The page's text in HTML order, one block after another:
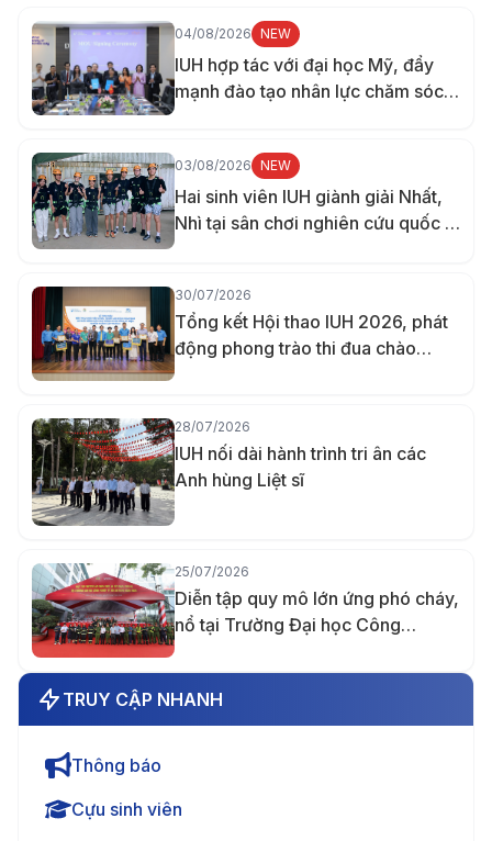
04/08/2026 NEW
IUH hợp tác với đại học Mỹ, đẩy
mạnh đào tạo nhân lực chăm sóc
sức khỏe
03/08/2026 NEW
Hai sinh viên IUH giành giải Nhất,
Nhì tại sân chơi nghiên cứu quốc tế
ở Đài Loan
30/07/2026
Tổng kết Hội thao IUH 2026, phát
động phong trào thi đua chào
mừng 70 năm thành lập trường
28/07/2026
IUH nối dài hành trình tri ân các
Anh hùng Liệt sĩ
25/07/2026
Diễn tập quy mô lớn ứng phó cháy,
nổ tại Trường Đại học Công
nghiệp TP.HCM
TRUY CẬP NHANH
Thông báo
Cựu sinh viên